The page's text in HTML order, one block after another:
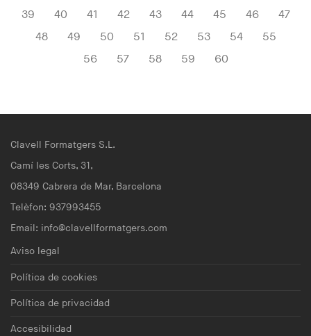
39
40 41 42 43 44 45 46
47
48
49 50 51 52 53 54
55
56
57 58 59 60
Clavell Formatgers S.L.
Camí les Corts, 31,
08349 Cabrera de Mar, Barcelona
Telèfon: 937993455
Email: info@clavellformatgers.com
Aviso legal
Política de cookies
Política de privacidad
Accesibilidad